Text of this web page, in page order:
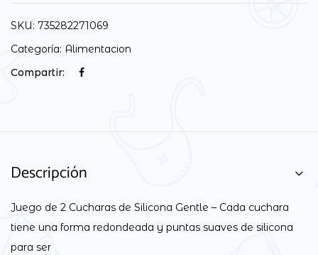
SKU: 735282271069
Categoría: Alimentacion
Compartir:
Descripción
Juego de 2 Cucharas de Silicona Gentle – Cada cuchara
tiene una forma redondeada y puntas suaves de silicona
para ser